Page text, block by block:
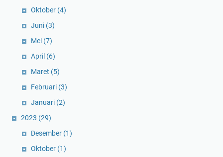
Oktober (4)
Juni (3)
Mei (7)
April (6)
Maret (5)
Februari (3)
Januari (2)
2023 (29)
Desember (1)
Oktober (1)